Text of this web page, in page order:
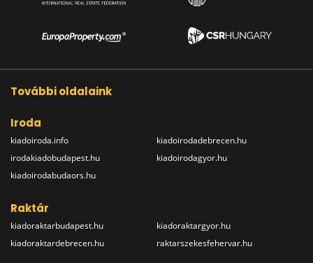
További oldalaink
Iroda
kiadoiroda.info
irodakiadobudapest.hu
kiadoirodabudaors.hu
kiadoirodadebrecen.hu
kiadoirodagyor.hu
Raktár
kiadoraktarbudapest.hu
kiadoraktardebrecen.hu
kiadoraktargyor.hu
raktarszekesfehervar.hu